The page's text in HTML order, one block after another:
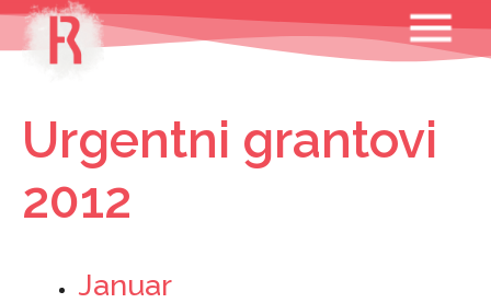
Skip
content
MENU
Urgentni grantovi
2012
Januar